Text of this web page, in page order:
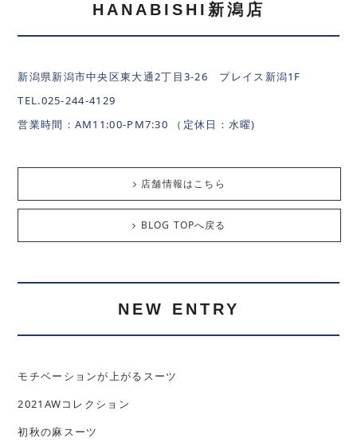
HANABISHI新潟店
新潟県新潟市中央区東大通2丁目3-26 プレイス新潟1F
TEL.025-244-4129
営業時間：AM11:00-PM7:30 （定休日：水曜)
店舗情報はこちら
BLOG TOPへ戻る
NEW ENTRY
モチベーションが上がるスーツ
2021AWコレクション
初秋の麻スーツ